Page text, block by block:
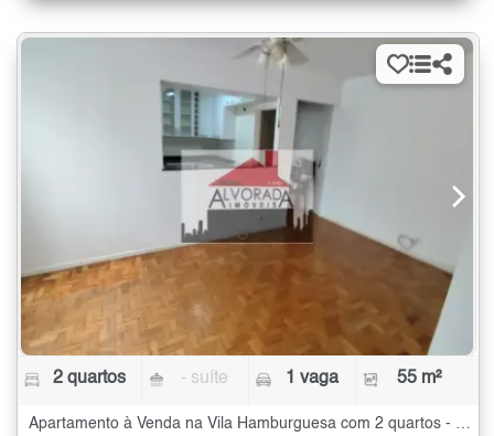
2 quartos - suíte 1 vaga 55 m²